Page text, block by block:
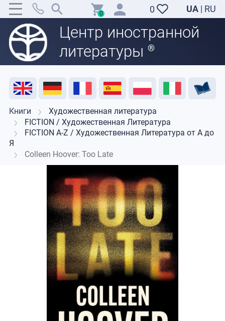
0 UA | RU
Центр иностранной
литературы ®
0
Акция Распродажа Отзывы Поддержка преподавателей
Книги
Художественная литература
FICTION / Художественная Литература
FICTION A-Z / Художественная Литература от А до
Я
Colleen Hoover: Too Late